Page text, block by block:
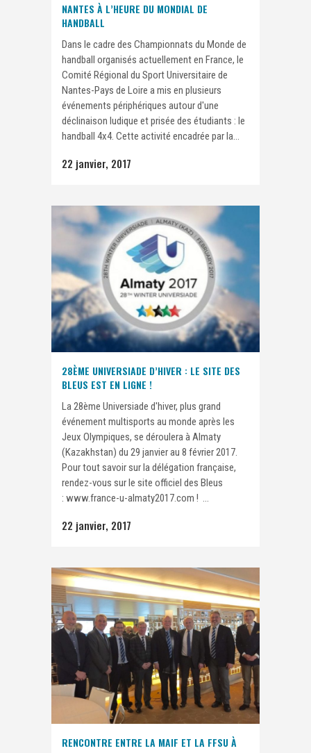
NANTES À L’HEURE DU MONDIAL DE
HANDBALL
Dans le cadre des Championnats du Monde de
handball organisés actuellement en France, le
Comité Régional du Sport Universitaire de
Nantes-Pays de Loire a mis en plusieurs
événements périphériques autour d'une
déclinaison ludique et prisée des étudiants : le
handball 4x4. Cette activité encadrée par la...
22 janvier, 2017
28ÈME UNIVERSIADE D’HIVER : LE SITE DES
BLEUS EST EN LIGNE !
La 28ème Universiade d'hiver, plus grand
événement multisports au monde après les
Jeux Olympiques, se déroulera à Almaty
(Kazakhstan) du 29 janvier au 8 février 2017.
Pour tout savoir sur la délégation française,
rendez-vous sur le site officiel des Bleus
: www.france-u-almaty2017.com ! ...
22 janvier, 2017
RENCONTRE ENTRE LA MAIF ET LA FFSU À